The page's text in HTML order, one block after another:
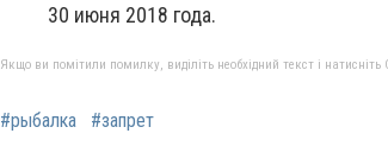
30 июня 2018 года.
Якщо ви помітили помилку, виділіть необхідний текст і
#рыбалка #запрет